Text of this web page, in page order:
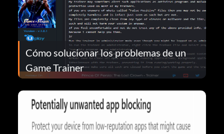
Cómo solucionar los problemas de un
Game Trainer